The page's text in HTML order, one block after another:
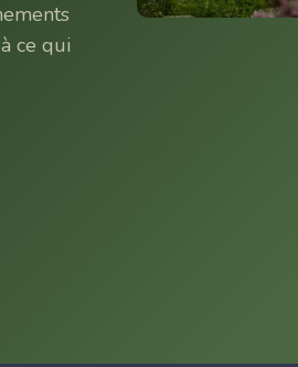
ce qui